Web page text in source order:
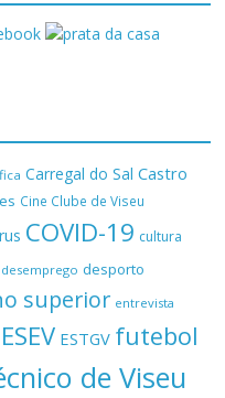
Carregal do Sal Castro
Cine Clube de Viseu
COVID-19 cultura
desemprego desporto
superior entrevista
ESEV ESTGV futebol
de Viseu